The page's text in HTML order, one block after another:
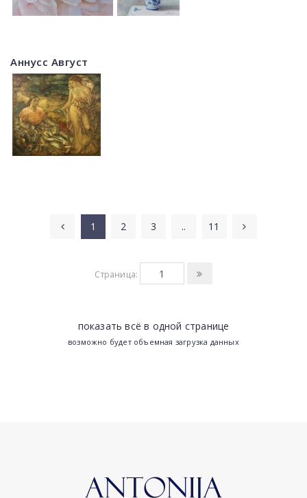
Аннусс Август
1 2 3 .. 11
Страница:
показать всё в одной странице
возможно будет объемная загрузка данных